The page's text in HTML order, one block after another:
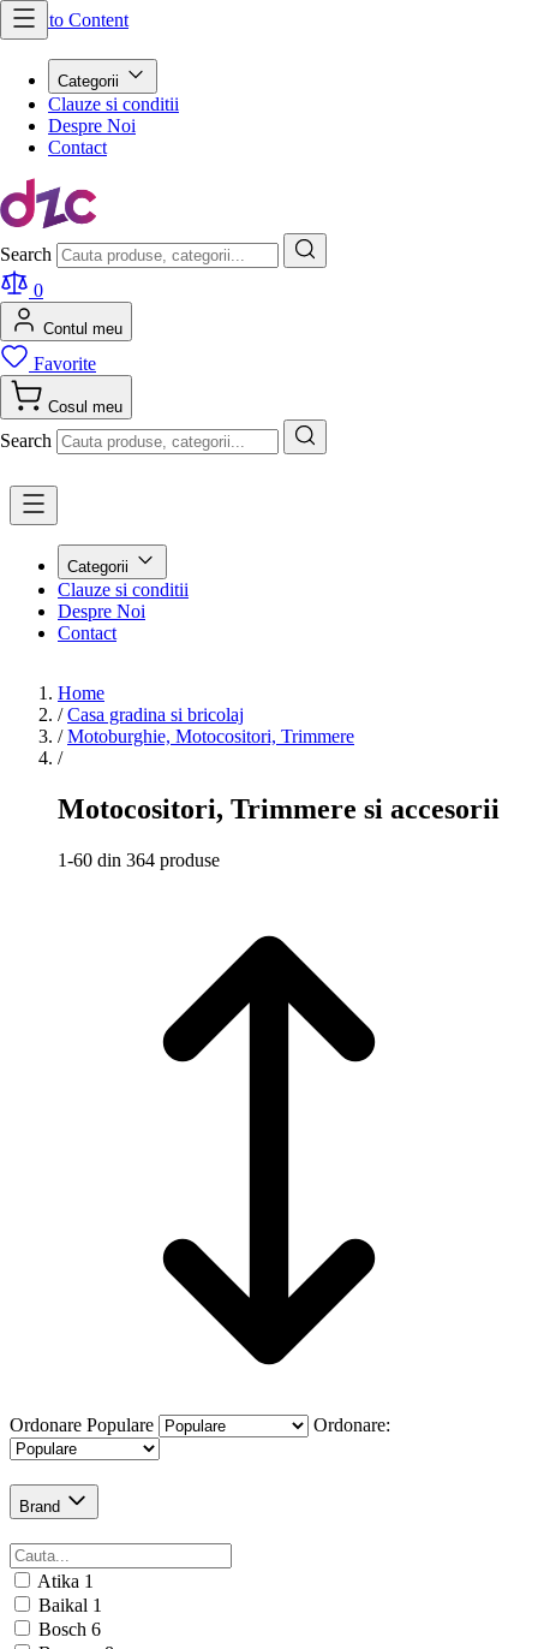
Skip to Content
Categorii
Clauze si conditii
Despre Noi
Contact
Search
0
Contul meu
Favorite
Cosul meu
Search
Categorii
Clauze si conditii
Despre Noi
Contact
Home
/ Casa gradina si bricolaj
/ Motoburghie, Motocositori, Trimmere
/
Motocositori, Trimmere si accesorii
1-60 din 364 produse
Ordonare Populare Ordonare:
Brand
Atika 1
Baikal 1
Bosch 6